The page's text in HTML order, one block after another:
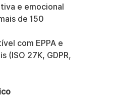
e emocional
de 150
com EPPA e
(ISO 27K, GDPR,